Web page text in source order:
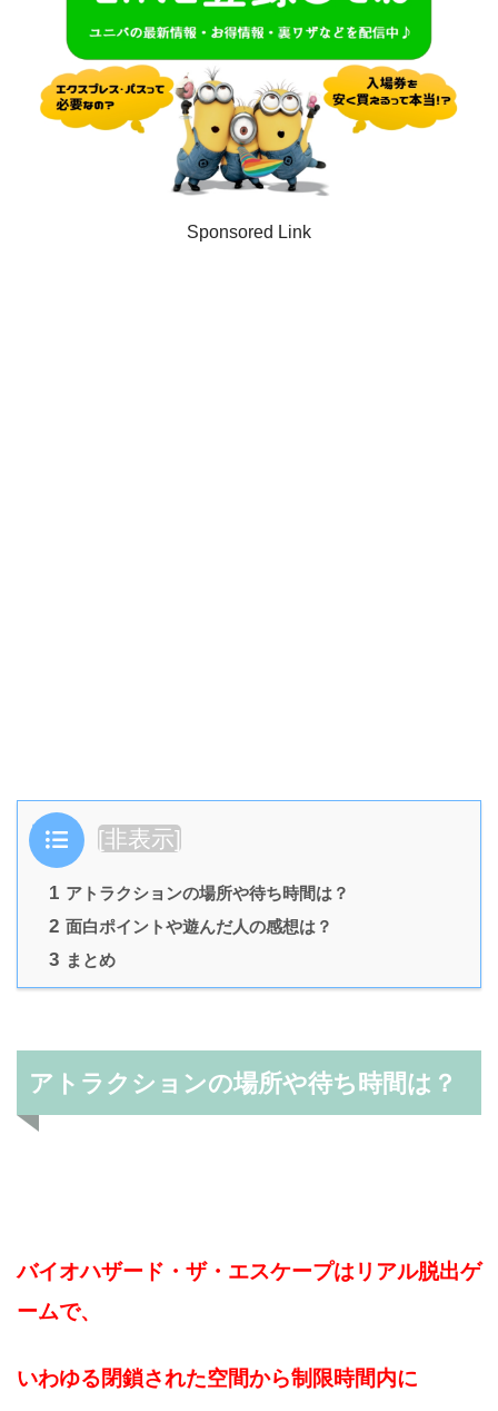
Sponsored Link
目次 [非表示]
1 アトラクションの場所や待ち時間は？
2 面白ポイントや遊んだ人の感想は？
3 まとめ
アトラクションの場所や待ち時間は？
バイオハザード・ザ・エスケープはリアル脱出ゲ
ームで、
いわゆる閉鎖された空間から制限時間内に